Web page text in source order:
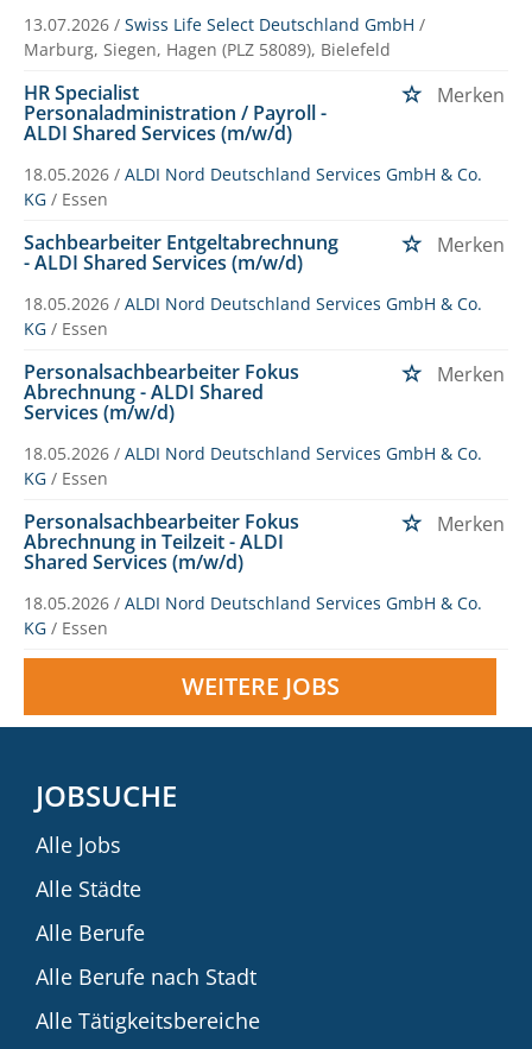
13.07.2026 / Swiss Life Select Deutschland GmbH /
Marburg, Siegen, Hagen (PLZ 58089), Bielefeld
HR Specialist
Personaladministration / Payroll -
ALDI Shared Services (m/w/d)
Merken
18.05.2026 / ALDI Nord Deutschland Services GmbH & Co.
KG / Essen
Sachbearbeiter Entgeltabrechnung
- ALDI Shared Services (m/w/d)
Merken
18.05.2026 / ALDI Nord Deutschland Services GmbH & Co.
KG / Essen
Personalsachbearbeiter Fokus
Abrechnung - ALDI Shared
Services (m/w/d)
Merken
18.05.2026 / ALDI Nord Deutschland Services GmbH & Co.
KG / Essen
Personalsachbearbeiter Fokus
Abrechnung in Teilzeit - ALDI
Shared Services (m/w/d)
Merken
18.05.2026 / ALDI Nord Deutschland Services GmbH & Co.
KG / Essen
WEITERE JOBS
JOBSUCHE
Alle Jobs
Alle Städte
Alle Berufe
Alle Berufe nach Stadt
Alle Tätigkeitsbereiche